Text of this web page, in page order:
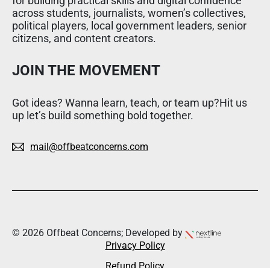
across students, journalists, women’s collectives,
political players, local government leaders, senior
citizens, and content creators.
JOIN THE MOVEMENT
Got ideas? Wanna learn, teach, or team up?Hit us
up let’s build something bold together.
mail@offbeatconcerns.com
© 2026 Offbeat Concerns; Developed by
Privacy Policy